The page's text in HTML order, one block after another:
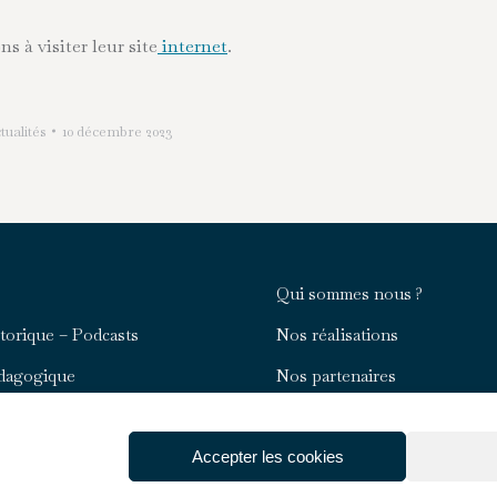
Accepter les cookies
à visiter leur site internet.
10 décembre 2023
– Podcasts
Qui sommes nous ?
Nos réalisations
Nos partenaires
Nous contacter